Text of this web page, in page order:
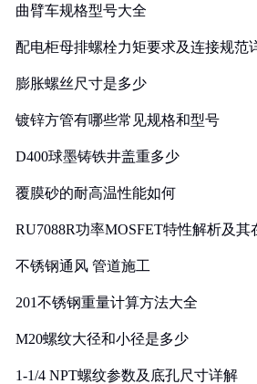
曲臂车规格型号大全
配电柜母排螺栓力矩要求及连接规范
膨胀螺丝尺寸是多少
镀锌方管有哪些常见规格和型号
D400球墨铸铁井盖重多少
覆膜砂的耐高温性能如何
RU7088R功率MOSFET特性解析及
不锈钢通风 管道施工
201不锈钢重量计算方法大全
M20螺纹大径和小径是多少
1-1/4 NPT螺纹参数及底孔尺寸详解